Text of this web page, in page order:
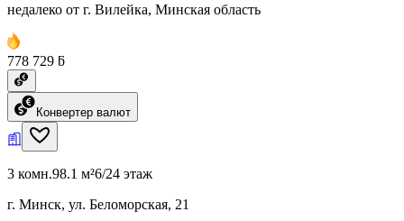
недалеко от г. Вилейка, Минская область
778 729 ƃ
Конвертер валют
3 комн.98.1 м²6/24 этаж
г. Минск, ул. Беломорская, 21